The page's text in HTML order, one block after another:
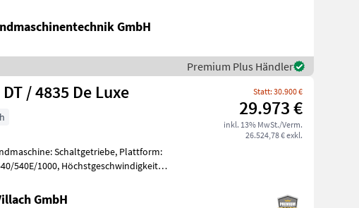
GmbH
Premium Plus Händler
/ 4835 De Luxe Statt: 30.900 €
29.973 €
inkl. 13% MwSt./Verm.
26.524,78 € exkl.
Schaltgetriebe, Plattform:
540E/1000, Höchstgeschwindigkeit in
GmbH